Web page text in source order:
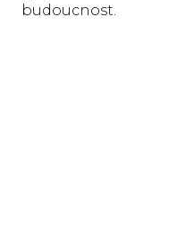
budoucnost.